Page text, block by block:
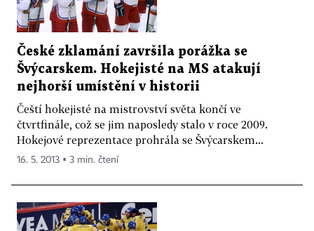
České zklamání završila porážka se
Švýcarskem. Hokejisté na MS atakují
nejhorší umístění v historii
Čeští hokejisté na mistrovství světa končí ve
čtvrtfinále, což se jim naposledy stalo v roce 2009.
Hokejové reprezentace prohrála se Švýcarskem...
16. 5. 2013 ▪ 3 min. čtení